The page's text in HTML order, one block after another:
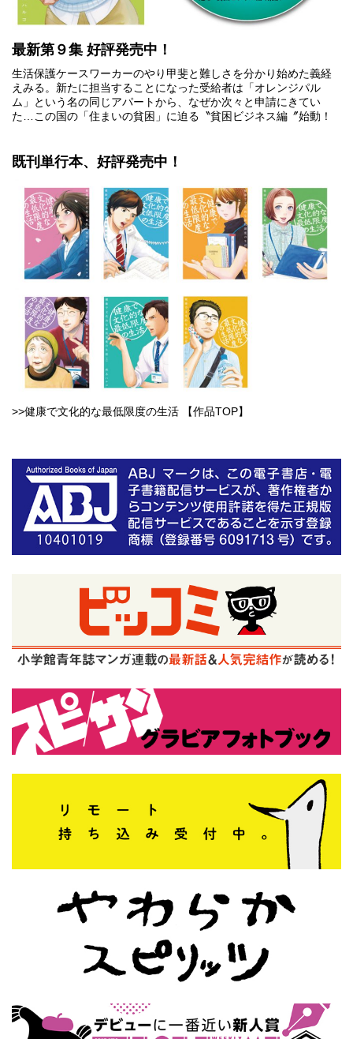
最新第９集 好評発売中！
生活保護ケースワーカーのやり甲斐と難しさを分かり始めた義経
えみる。新たに担当することになった受給者は「オレンジパル
ム」という名の同じアパートから、なぜか次々と申請にきてい
た…この国の「住まいの貧困」に迫る〝貧困ビジネス編〞始動！
既刊単行本、好評発売中！
>>健康で文化的な最低限度の生活 【作品TOP】